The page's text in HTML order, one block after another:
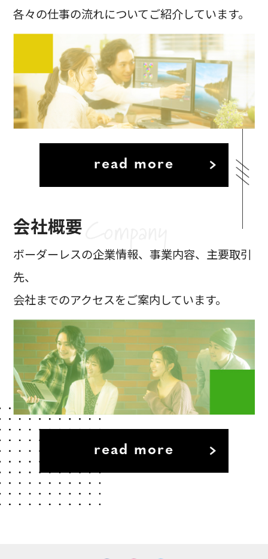
各々の仕事の流れについてご紹介しています。
read more
会社概要
ボーダーレスの企業情報、事業内容、主要取引
先、
会社までのアクセスをご案内しています。
read more